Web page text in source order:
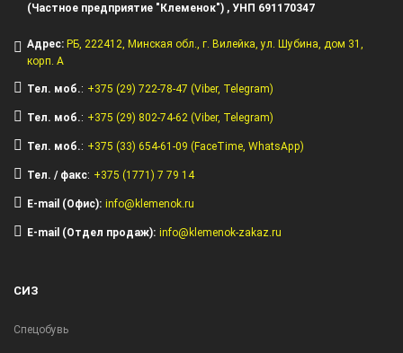
(Частное предприятие "Клеменок") , УНП 691170347
Адрес: РБ, 222412, Минская обл., г. Вилейка, ул. Шубина, дом 31,
корп. А
Тел. моб.: +375 (29) 722-78-47 (Viber, Telegram)
Тел. моб.: +375 (29) 802-74-62 (Viber, Telegram)
Тел. моб.: +375 (33) 654-61-09 (FaceTime, WhatsApp)
Тел. / факс: +375 (1771) 7 79 14
E-mail (Офис): info@klemenok.ru
E-mail (Отдел продаж): info@klemenok-zakaz.ru
СИЗ
Спецобувь